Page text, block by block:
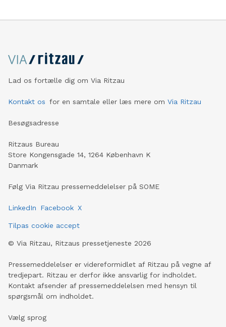
Lad os fortælle dig om Via Ritzau
Kontakt os for en samtale eller læs mere om Via Ritzau
Besøgsadresse
Ritzaus Bureau
Store Kongensgade 14, 1264 København K
Danmark
Følg Via Ritzau pressemeddelelser på SOME
LinkedIn Facebook X
Tilpas cookie accept
© Via Ritzau, Ritzaus pressetjeneste 2026
Pressemeddelelser er videreformidlet af Ritzau på vegne af
tredjepart. Ritzau er derfor ikke ansvarlig for indholdet.
Kontakt afsender af pressemeddelelsen med hensyn til
spørgsmål om indholdet.
Vælg sprog